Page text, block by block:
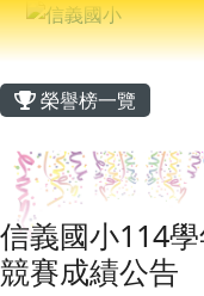
跳至主內容區
信義國小
導覽列
主內容區域
榮譽榜一覽
信義國小114
競賽成績公告
頁尾區域